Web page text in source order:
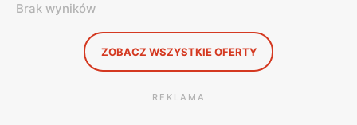
Brak wyników
ZOBACZ WSZYSTKIE OFERTY
REKLAMA